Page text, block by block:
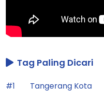
Tag Paling Dicari
#1
Tangerang Kota